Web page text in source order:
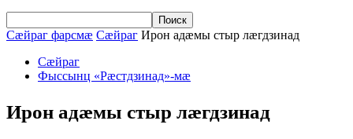
Сæйраг фарсмæ Сæйраг Ирон адӕмы стыр лӕгдзинад
Сæйраг
Фыссынц «Рæстдзинад»-мæ
Ирон адӕмы стыр лӕгдзинад